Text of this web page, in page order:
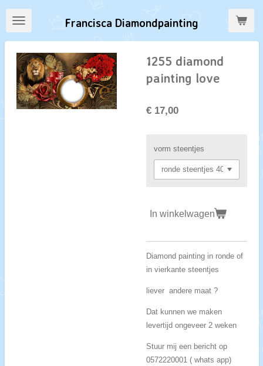
Ga
direct
naar
hoofdinhoud
Francisca Diamondpainting
1255 diamond
painting love
€ 17,00
vorm steentjes
In winkelwagen
Diamond painting in ronde of
in vierkante steentjes
liever andere maat ?
Dat kunnen we maken
levertijd ongeveer 2 weken
Stuur mij een bericht op
0572220001 ( whats app)